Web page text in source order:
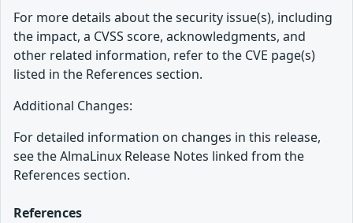
For more details about the security issue(s), including
the impact, a CVSS score, acknowledgments, and
other related information, refer to the CVE page(s)
listed in the References section.
Additional Changes:
For detailed information on changes in this release,
see the AlmaLinux Release Notes linked from the
References section.
References